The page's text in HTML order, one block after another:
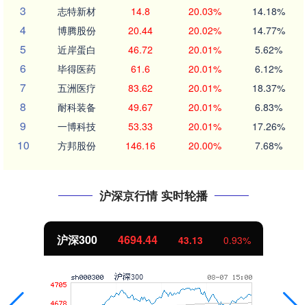
3 志特新材 14.8 20.03% 14.18%
4 博腾股份 20.44 20.02% 14.77%
5 近岸蛋白 46.72 20.01% 5.62%
6 毕得医药 61.6 20.01% 6.12%
7 五洲医疗 83.62 20.01% 18.37%
8 耐科装备 49.67 20.01% 6.83%
9 一博科技 53.33 20.01% 17.26%
10 方邦股份 146.16 20.00% 7.68%
沪深京行情 实时轮播
沪深300 4694.44 43.13 0.93%